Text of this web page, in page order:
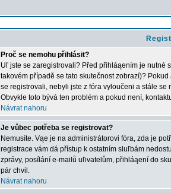
Proč se nemohu přihlásit?
Uľ jste se zaregistrovali? Před přihláąením je nutné
takovém případě se tato skutečnost zobrazí)?
se registrovali, nebyli jste z fóra vyloučeni a stále
Obvykle toto bývá ten problém a pokud není,
Návrat nahoru
Je vůbec potřeba se registrovat?
Nemusíte. Vąe je na administrátorovi fóra, zda je
registrace vám dá přístup k ostatním sluľbám
zprávy, posílání e-mailů uľivatelům, přihláąení do
pár chvil.
Návrat nahoru